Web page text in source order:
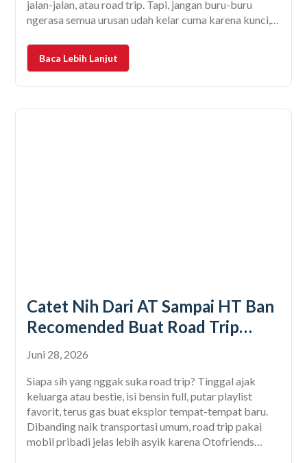
jalan-jalan, atau road trip. Tapi, jangan buru-buru
ngerasa semua urusan udah kelar cuma karena kunci,
ada satu hal yang sering banget dilupain, yaitu balik
nama mobil. Masih
Baca Lebih Lanjut
Catet Nih Dari AT Sampai HT Ban
Recomended Buat Road Trip
Mobil
Juni 28, 2026
Siapa sih yang nggak suka road trip? Tinggal ajak
keluarga atau bestie, isi bensin full, putar playlist
favorit, terus gas buat eksplor tempat-tempat baru.
Dibanding naik transportasi umum, road trip pakai
mobil pribadi jelas lebih asyik karena Otofriends